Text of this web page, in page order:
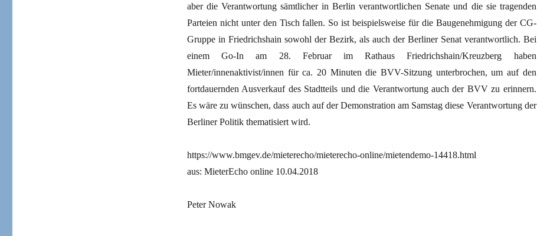
aber die Verantwortung sämtlicher in Berlin verantwortlichen Senate und die sie tragenden
Parteien nicht unter den Tisch fallen. So ist beispielsweise für die Baugenehmigung der CG-
Gruppe in Friedrichshain sowohl der Bezirk, als auch der Berliner Senat verantwortlich. Bei
einem Go-In am 28. Februar im Rathaus Friedrichshain/Kreuzberg haben
Mieter/innenaktivist/innen für ca. 20 Minuten die BVV-Sitzung unterbrochen, um auf den
fortdauernden Ausverkauf des Stadtteils und die Verantwortung auch der BVV zu erinnern.
Es wäre zu wünschen, dass auch auf der Demonstration am Samstag diese Verantwortung der
Berliner Politik thematisiert wird.
https://www.bmgev.de/mieterecho/mieterecho-online/mietendemo-14418.html
aus: MieterEcho online 10.04.2018
Peter Nowak